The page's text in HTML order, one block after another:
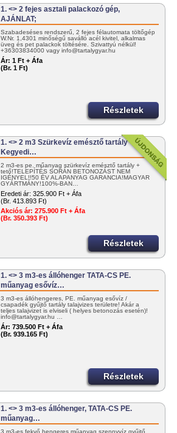
1. <> 2 fejes asztali palackozó gép,
AJÁNLAT;
Szabadeséses rendszerű, 2 fejes félautomata töltőgép
W.Nr. 1,4301 minőségű saválló acél kivitel, alkalmas
üveg és pet palackok töltésére. Szivattyú nélkül!
+36303834000 vagy info@tartalygyar.hu
Ár: 1 Ft + Áfa
(Br. 1 Ft)
Részletek
1. <> 2 m3 Szürkevíz emésztő tartály
Kegyedi…
2 m3-es pe. műanyag szürkevíz emésztő tartály +
tető!TELEPÍTÉS SORÁN BETONOZÁST NEM
IGÉNYEL!!50 ÉV ALAPANYAG GARANCIA!MAGYAR
GYÁRTMÁNY!100%-BAN…
Eredeti ár: 325.900 Ft + Áfa
(Br. 413.893 Ft)
Akciós ár: 275.900 Ft + Áfa
(Br. 350.393 Ft)
Részletek
1. <> 3 m3-es állóhenger TATA-CS PE.
műanyag esővíz…
3 m3-es állóhengeres, PE. műanyag esővíz /
csapadék gyűjtő tartály talajvizes területre! Akár a
teljes talajvizet is elviseli ( helyes betonozás esetén)!
info@tartalygyar.hu …
Ár: 739.500 Ft + Áfa
(Br. 939.165 Ft)
Részletek
1. <> 3 m3-es állóhenger, TATA-CS PE.
műanyag…
3 m3-es fekvő hengeres műanyag szennyvíz gyűjtő